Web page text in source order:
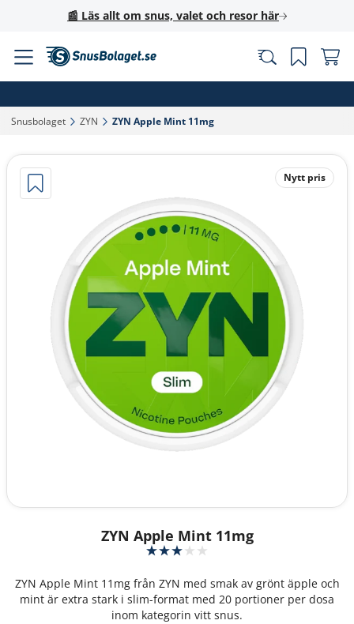
📰 Läs allt om snus, valet och resor här
Snusbolaget‎ ZYN‎ ZYN Apple Mint 11mg‎
Nytt pris
ZYN Apple Mint 11mg
ZYN Apple Mint 11mg från ZYN med smak av grönt äpple och
mint är extra stark i slim-format med 20 portioner per dosa
inom kategorin vitt snus.